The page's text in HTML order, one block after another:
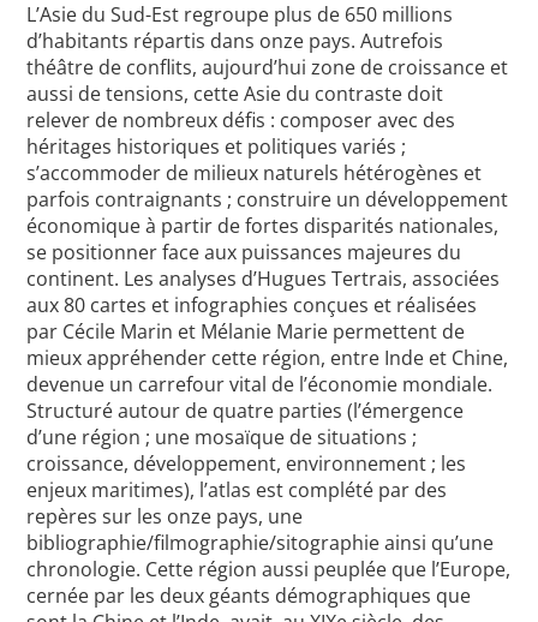
L’Asie du Sud-Est regroupe plus de 650 millions
d’habitants répartis dans onze pays. Autrefois
théâtre de conflits, aujourd’hui zone de croissance et
aussi de tensions, cette Asie du contraste doit
relever de nombreux défis : composer avec des
héritages historiques et politiques variés ;
s’accommoder de milieux naturels hétérogènes et
parfois contraignants ; construire un développement
économique à partir de fortes disparités nationales,
se positionner face aux puissances majeures du
continent. Les analyses d’Hugues Tertrais, associées
aux 80 cartes et infographies conçues et réalisées
par Cécile Marin et Mélanie Marie permettent de
mieux appréhender cette région, entre Inde et Chine,
devenue un carrefour vital de l’économie mondiale.
Structuré autour de quatre parties (l’émergence
d’une région ; une mosaïque de situations ;
croissance, développement, environnement ; les
enjeux maritimes), l’atlas est complété par des
repères sur les onze pays, une
bibliographie/filmographie/sitographie ainsi qu’une
chronologie. Cette région aussi peuplée que l’Europe,
cernée par les deux géants démographiques que